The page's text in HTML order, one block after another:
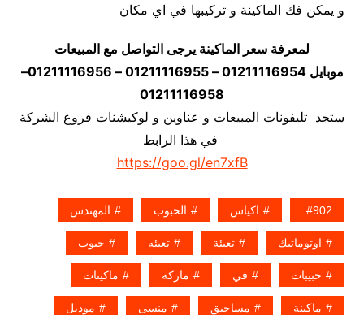
و يمكن فك الماكينة و تركيبها في اي مكان
لمعرفة سعر الماكينة يرجى التواصل مع المبيعات
موبايل 01211116954 – 01211116955 – 01211116956–
01211116958
ستجد تليفونات المبيعات و عناوين و لوكيشنات فروع الشركة
في هذا الرابط
https://goo.gl/en7xfB
902 اكياس الحبوب المهندس
اوتوماتيك تعبئة تعبئه حبوب
حبيبات في ماركة ماكينات
ماكينة مساحيق منسى موديل